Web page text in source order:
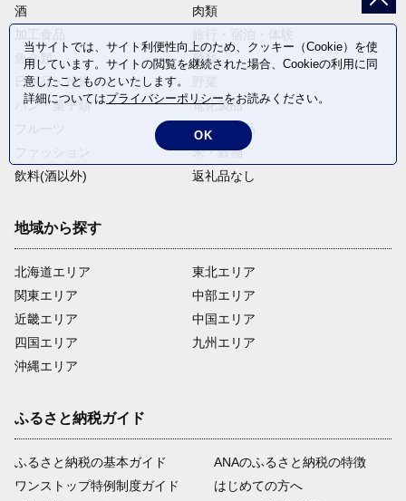
酒
肉類
魚介類
麺類
日用品・雑貨
パン・菓子類
電化製品
卵・乳製品
米・穀物
飲料(酒以外)
返礼品なし
地域から探す
北海道エリア
関東エリア
近畿エリア
四国エリア
沖縄エリア
東北エリア
中部エリア
中国エリア
九州エリア
ふるさと納税ガイド
ふるさと納税の基本ガイド
ワンストップ特例制度ガイド
ANAのふるさと納税の特徴
はじめての方へ
当サイトでは、サイト利便性向上のため、クッキー（Cookie）を使
用しています。サイトの閲覧を継続された場合、Cookieの利用に同
意したことものといたします。
詳細についてはプライバシーポリシーをお読みください。
OK